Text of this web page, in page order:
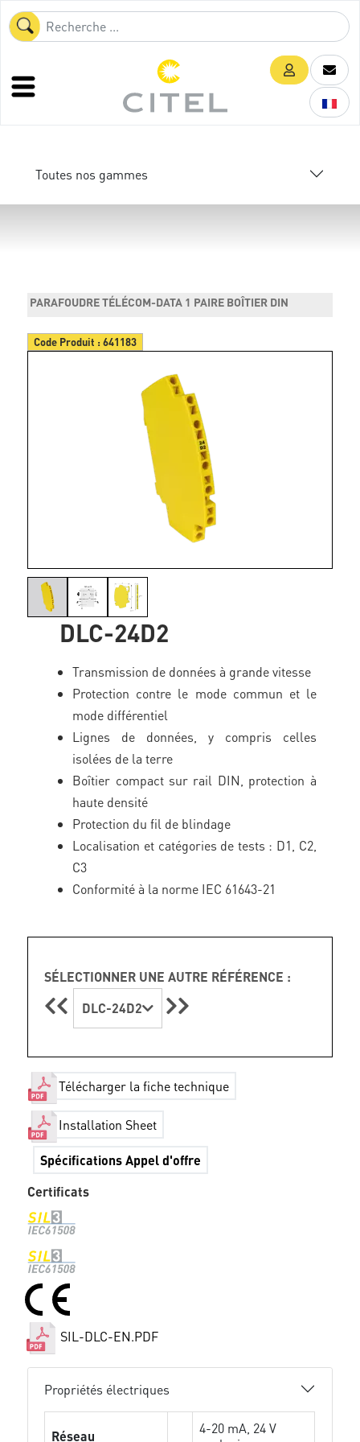
Toutes nos gammes
PARAFOUDRE TÉLÉCOM-DATA 1 PAIRE BOÎTIER DIN
Code Produit :641183
DLC-24D2
Transmission de données à grande vitesse
Protection contre le mode commun et le
mode différentiel
Lignes de données, y compris celles
isolées de la terre
Boîtier compact sur rail DIN, protection à
haute densité
Protection du fil de blindage
Localisation et catégories de tests : D1, C2,
C3
Conformité à la norme IEC 61643-21
SÉLECTIONNER UNE AUTRE RÉFÉRENCE :
DLC-24D2
Télécharger la fiche technique
Installation Sheet
Spécifications Appel d'offre
Certificats
SIL-DLC-EN.PDF
Propriétés électriques
Réseau
4-20 mA, 24 V